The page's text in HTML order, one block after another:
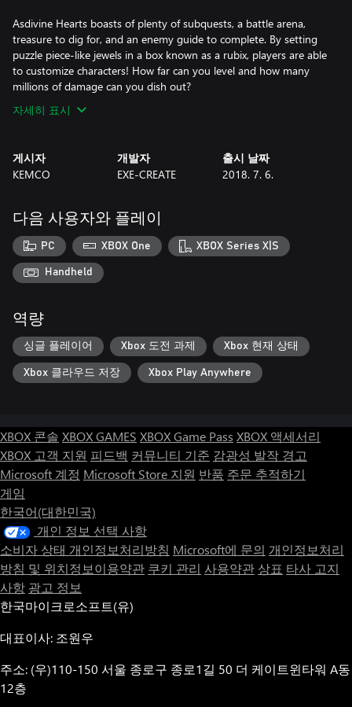
Asdivine Hearts boasts of plenty of subquests, a battle arena,
treasure to dig for, and an enemy guide to complete. By setting
puzzle piece-like jewels in a box known as a rubix, players are able
to customize characters! How far can you level and how many
millions of damage can you dish out?
자세히 표시
게시자
KEMCO
개발자
EXE-CREATE
출시 날짜
2018. 7. 6.
다음 사용자와 플레이
PC XBOX One XBOX Series X|S
Handheld
역량
싱글 플레이어 Xbox 도전 과제 Xbox 현재 상태
Xbox 클라우드 저장 Xbox Play Anywhere
XBOX 콘솔 XBOX GAMES XBOX Game Pass XBOX 액세서리
XBOX 고객 지원 피드백 커뮤니티 기준 감광성 발작 경고
Microsoft 계정 Microsoft Store 지원 반품 주문 추적하기
게임
한국어(대한민국)
개인 정보 선택 사항
소비자 상태 개인정보처리방침 Microsoft에 문의 개인정보처리
방침 및 위치정보이용약관 쿠키 관리 사용약관 상표 타사 고지
사항 광고 정보
한국마이크로소프트(유)
대표이사: 조원우
주소: (우)110-150 서울 종로구 종로1길 50 더 케이트윈타워 A동
12층